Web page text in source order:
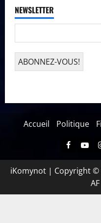
NEWSLETTER
Accueil Politique
iKomynot | Copyright ©